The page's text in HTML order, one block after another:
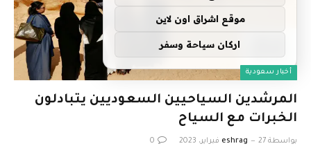
أخبار سعودية
المرشدين السياحيين السعوديين يتبادلون
الخبرات مع السياح
بواسطة eshrag 27 فبراير، 2023 0
موقع اشراق اون لاين
اركان سياحة وسفر